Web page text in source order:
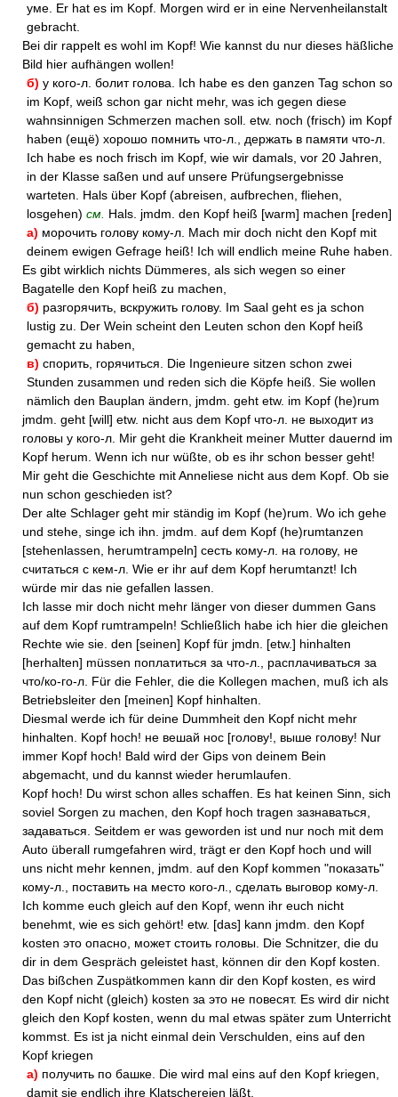
уме. Er hat es im Kopf. Morgen wird er in eine Nervenheilanstalt
gebracht.
Bei dir rappelt es wohl im Kopf! Wie kannst du nur dieses häßliche
Bild hier aufhängen wollen!
б) у кого-л. болит голова. Ich habe es den ganzen Tag schon so
im Kopf, weiß schon gar nicht mehr, was ich gegen diese
wahnsinnigen Schmerzen machen soll. etw. noch (frisch) im Kopf
haben (ещё) хорошо помнить что-л., держать в памяти что-л.
Ich habe es noch frisch im Kopf, wie wir damals, vor 20 Jahren,
in der Klasse saßen und auf unsere Prüfungsergebnisse
warteten. Hals über Kopf (abreisen, aufbrechen, fliehen,
losgehen) см. Hals. jmdm. den Kopf heiß [warm] machen [reden]
а) морочить голову кому-л. Mach mir doch nicht den Kopf mit
deinem ewigen Gefrage heiß! Ich will endlich meine Ruhe haben.
Es gibt wirklich nichts Dümmeres, als sich wegen so einer
Bagatelle den Kopf heiß zu machen,
б) разгорячить, вскружить голову. Im Saal geht es ja schon
lustig zu. Der Wein scheint den Leuten schon den Kopf heiß
gemacht zu haben,
в) спорить, горячиться. Die Ingenieure sitzen schon zwei
Stunden zusammen und reden sich die Köpfe heiß. Sie wollen
nämlich den Bauplan ändern, jmdm. geht etw. im Kopf (he)rum
jmdm. geht [will] etw. nicht aus dem Kopf что-л. не выходит из
головы у кого-л. Mir geht die Krankheit meiner Mutter dauernd im
Kopf herum. Wenn ich nur wüßte, ob es ihr schon besser geht!
Mir geht die Geschichte mit Anneliese nicht aus dem Kopf. Ob sie
nun schon geschieden ist?
Der alte Schlager geht mir ständig im Kopf (he)rum. Wo ich gehe
und stehe, singe ich ihn. jmdm. auf dem Kopf (he)rumtanzen
[stehenlassen, herumtrampeln] сесть кому-л. на голову, не
считаться с кем-л. Wie er ihr auf dem Kopf herumtanzt! Ich
würde mir das nie gefallen lassen.
Ich lasse mir doch nicht mehr länger von dieser dummen Gans
auf dem Kopf rumtrampeln! Schließlich habe ich hier die gleichen
Rechte wie sie. den [seinen] Kopf für jmdn. [etw.] hinhalten
[herhalten] müssen поплатиться за что-л., расплачиваться за
что/ко-го-л. Für die Fehler, die die Kollegen machen, muß ich als
Betriebsleiter den [meinen] Kopf hinhalten.
Diesmal werde ich für deine Dummheit den Kopf nicht mehr
hinhalten. Kopf hoch! не вешай нос [голову!, выше голову! Nur
immer Kopf hoch! Bald wird der Gips von deinem Bein
abgemacht, und du kannst wieder herumlaufen.
Kopf hoch! Du wirst schon alles schaffen. Es hat keinen Sinn, sich
soviel Sorgen zu machen, den Kopf hoch tragen зазнаваться,
задаваться. Seitdem er was geworden ist und nur noch mit dem
Auto überall rumgefahren wird, trägt er den Kopf hoch und will
uns nicht mehr kennen, jmdm. auf den Kopf kommen "показать"
кому-л., поставить на место кого-л., сделать выговор кому-л.
Ich komme euch gleich auf den Kopf, wenn ihr euch nicht
benehmt, wie es sich gehört! etw. [das] kann jmdm. den Kopf
kosten это опасно, может стоить головы. Die Schnitzer, die du
dir in dem Gespräch geleistet hast, können dir den Kopf kosten.
Das bißchen Zuspätkommen kann dir den Kopf kosten, es wird
den Kopf nicht (gleich) kosten за это не повесят. Es wird dir nicht
gleich den Kopf kosten, wenn du mal etwas später zum Unterricht
kommst. Es ist ja nicht einmal dein Verschulden, eins auf den
Kopf kriegen
а) получить по башке. Die wird mal eins auf den Kopf kriegen,
damit sie endlich ihre Klatschereien läßt,